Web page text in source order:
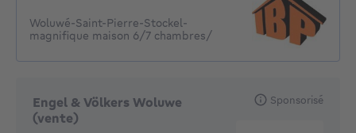
Woluwé-Saint-Pierre-Stockel-
magnifique maison 6/7 chambres/
Engel & Völkers Woluwe
(vente)
Sponsorisé